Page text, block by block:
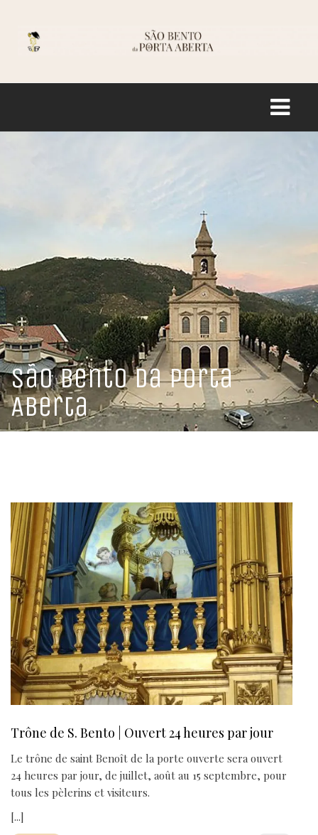
Logo
HISTOIRE
SANCTUAIRE
INFORMATION
BOUTIQUE
HÔTEL
RESTAURANT
São Bento da Porta
Aberta
Trône de S. Bento | Ouvert 24 heures par jour
Le trône de saint Benoît de la porte ouverte sera ouvert
24 heures par jour, de juillet, août au 15 septembre, pour
tous les pèlerins et visiteurs.
[...]